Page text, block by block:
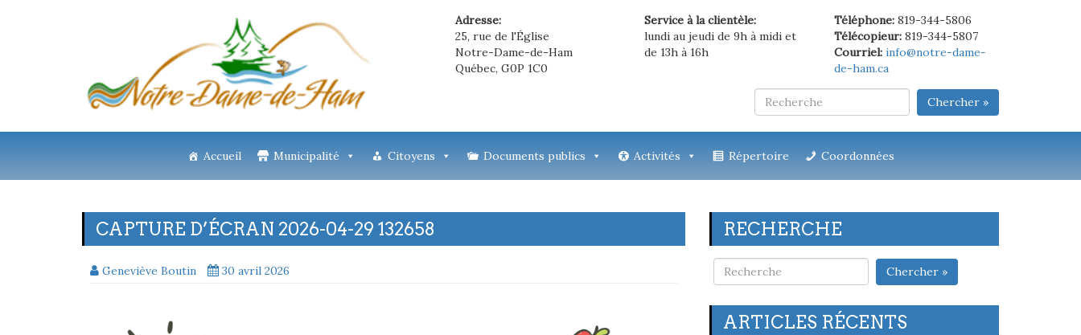
Adresse:
25, rue de l'Église
Notre-Dame-de-Ham
Québec, G0P 1C0
Service à la clientèle:
lundi au jeudi de 9h à midi et
de 13h à 16h
Téléphone:819-344-5806
Télécopieur:819-344-5807
Courriel: info@notre-dame-
de-ham.ca
Chercher »
Accueil Municipalité Citoyens Documents publics Activités Répertoire Coordonnées
CAPTURE D’ÉCRAN 2026-04-29 132658
Geneviève Boutin 30 avril 2026
RECHERCHE
Chercher »
ARTICLES RÉCENTS